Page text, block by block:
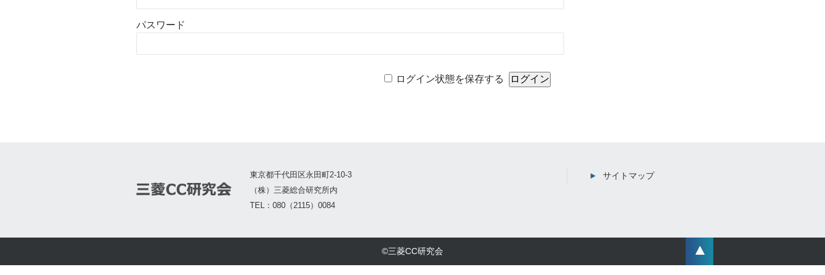
パスワード
ログイン状態を保存する
東京都千代田区永田町2-10-3
（株）三菱総合研究所内
TEL：080（2115）0084
サイトマップ
©三菱CC研究会